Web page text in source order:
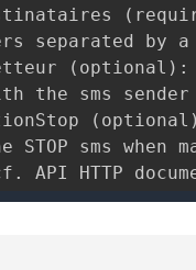
separated by a
(optional):
the sms sender
STOP sms when
API HTTP